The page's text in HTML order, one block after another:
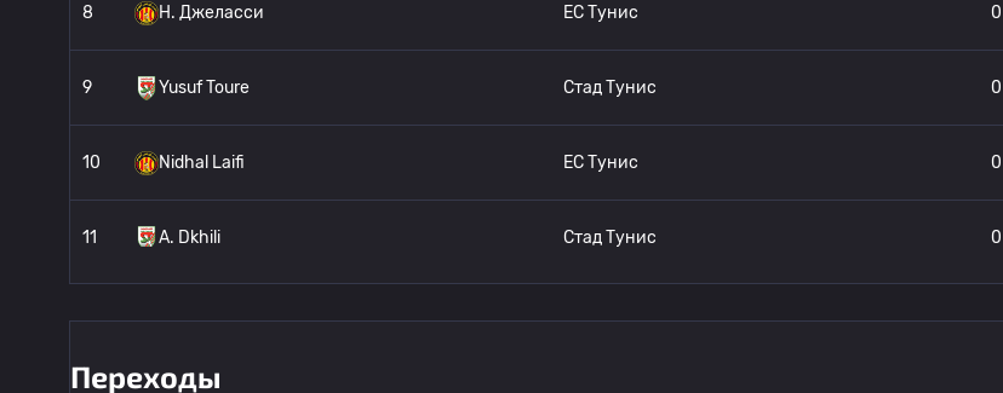
8 H. Джеласси ЕС Тунис 0
9 Yusuf Toure Стад Тунис 0
10 Nidhal Laifi ЕС Тунис 0
11 A. Dkhili Стад Тунис 0
13 Khalil Guenichi
Переходы